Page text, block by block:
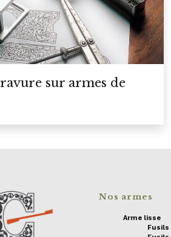
sur armes de
Nos armes
Arme lisse
Fusils